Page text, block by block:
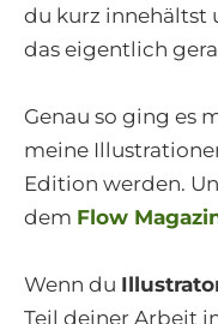
du kurz innehältst
das eigentlich
Genau so ging es
meine
Edition werden.
dem Flow
Wenn du
Teil deiner Arbeit